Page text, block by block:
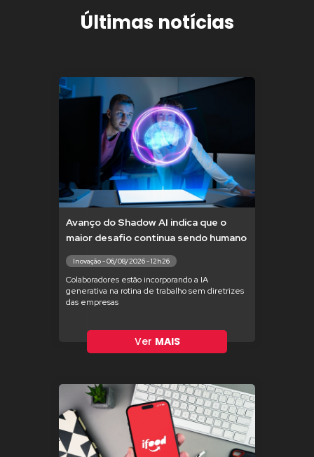
Últimas notícias
Avanço do Shadow AI indica que o
maior desafio continua sendo humano
Inovação - 06/08/2026 - 12h26
Colaboradores estão incorporando a IA
generativa na rotina de trabalho sem diretrizes
das empresas
Ver MAIS